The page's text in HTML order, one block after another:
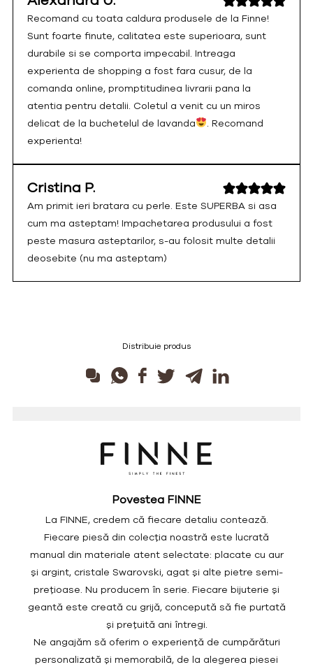
Recomand cu toata caldura produsele de la Finne!
Sunt foarte finute, calitatea este superioara, sunt
durabile si se comporta impecabil. Intreaga
experienta de shopping a fost fara cusur, de la
comanda online, promptitudinea livrarii pana la
atentia pentru detalii. Coletul a venit cu un miros
delicat de la buchetelul de lavanda
. Recomand
experienta!
Cristina P.
Am primit ieri bratara cu perle. Este SUPERBA si asa
cum ma asteptam! Impachetarea produsului a fost
peste masura asteptarilor, s-au folosit multe detalii
deosebite (nu ma asteptam)
Distribuie produs
Povestea FINNE
La FINNE, credem că fiecare detaliu contează.
Fiecare piesă din colecția noastră este lucrată
manual din materiale atent selectate: placate cu aur
și argint, cristale Swarovski, agat și alte pietre semi-
prețioase. Nu producem în serie. Fiecare bijuterie și
geantă este creată cu grijă, concepută să fie purtată
și prețuită ani întregi.
Ne angajăm să oferim o experiență de cumpărături
personalizată și memorabilă, de la alegerea piesei